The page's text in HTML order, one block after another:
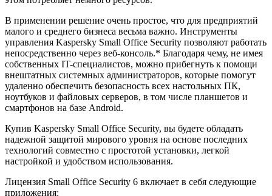
В применении решение очень простое, что для предприятий
малого и среднего бизнеса весьма важно. Инструменты
управления Kaspersky Small Office Security позволяют работать
непосредственно через веб-консоль.* Благодаря чему, не имея
собственных IT-специалистов, можно прибегнуть к помощи
внештатных системных администраторов, которые помогут
удаленно обеспечить безопасность всех настольных ПК,
ноутбуков и файловых серверов, в том числе планшетов и
смартфонов на базе Android.
Купив Kaspersky Small Office Security, вы будете обладать
надежной защитой мирового уровня на основе последних
технологий совместно с простотой установки, легкой
настройкой и удобством использования.
Лицензия Small Office Security 6 включает в себя следующие
приложения: